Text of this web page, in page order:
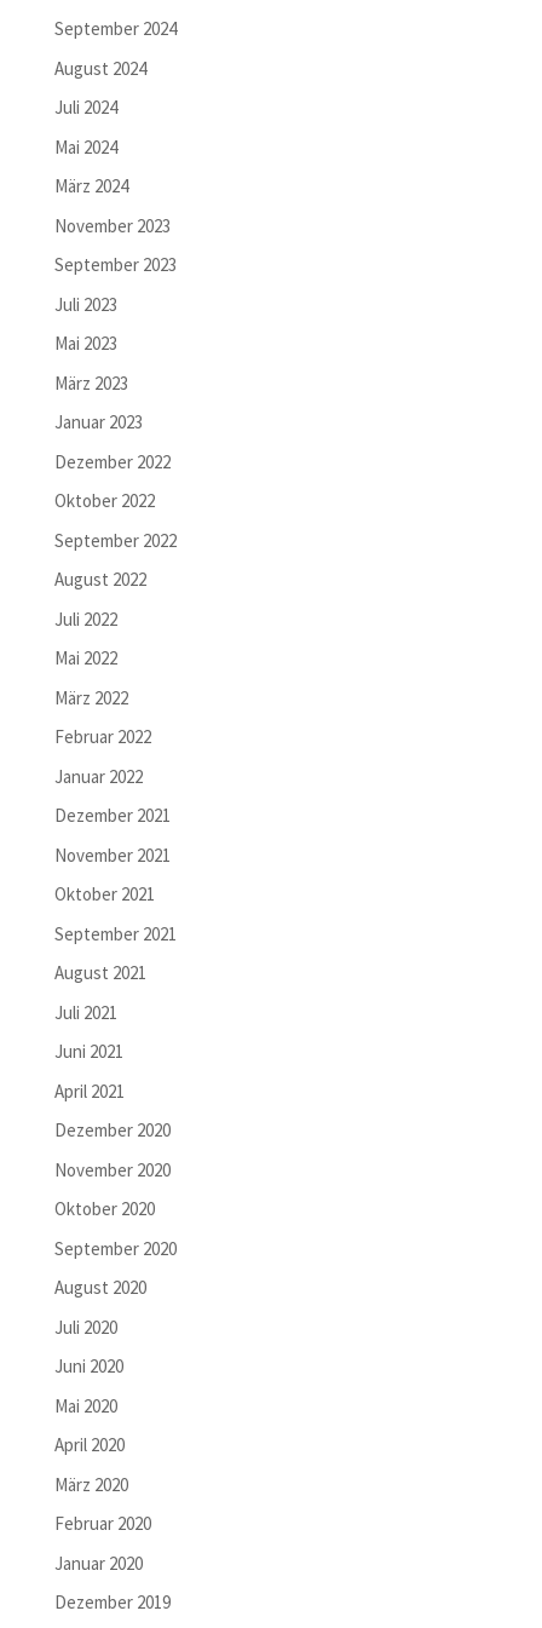
September 2024
August 2024
Juli 2024
Mai 2024
März 2024
November 2023
September 2023
Juli 2023
Mai 2023
März 2023
Januar 2023
Dezember 2022
Oktober 2022
September 2022
August 2022
Juli 2022
Mai 2022
März 2022
Februar 2022
Januar 2022
Dezember 2021
November 2021
Oktober 2021
September 2021
August 2021
Juli 2021
Juni 2021
April 2021
Dezember 2020
November 2020
Oktober 2020
September 2020
August 2020
Juli 2020
Juni 2020
Mai 2020
April 2020
März 2020
Februar 2020
Januar 2020
Dezember 2019